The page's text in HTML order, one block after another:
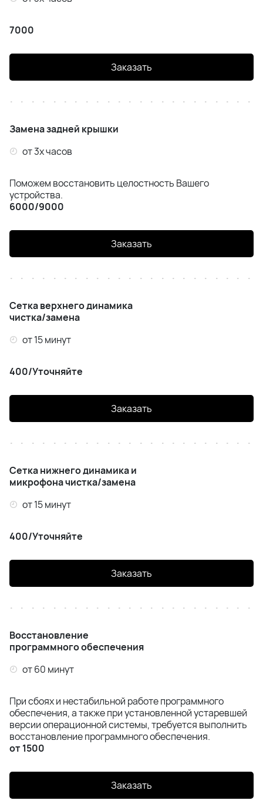
7000
Заказать
Замена задней крышки
от 3х часов
Поможем восстановить целостность Вашего
устройства.
6000/9000
Заказать
Сетка верхнего динамика
чистка/замена
от 15 минут
400/Уточняйте
Заказать
Сетка нижнего динамика и
микрофона чистка/замена
от 15 минут
400/Уточняйте
Заказать
Восстановление
программного обеспечения
от 60 минут
При сбоях и нестабильной работе программного
обеспечения, а также при установленной устаревшей
версии операционной системы, требуется выполнить
восстановление программного обеспечения.
от 1500
Заказать